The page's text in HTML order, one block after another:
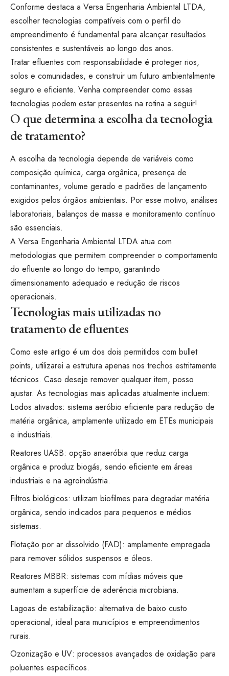
Conforme destaca a Versa Engenharia Ambiental LTDA,
escolher tecnologias compatíveis com o perfil do
empreendimento é fundamental para alcançar resultados
consistentes e sustentáveis ao longo dos anos.
Tratar efluentes com responsabilidade é proteger rios,
solos e comunidades, e construir um futuro ambientalmente
seguro e eficiente. Venha compreender como essas
tecnologias podem estar presentes na rotina a seguir!
O que determina a escolha da tecnologia
de tratamento?
A escolha da tecnologia depende de variáveis como
composição química, carga orgânica, presença de
contaminantes, volume gerado e padrões de lançamento
exigidos pelos órgãos ambientais. Por esse motivo, análises
laboratoriais, balanços de massa e monitoramento contínuo
são essenciais.
A Versa Engenharia Ambiental LTDA atua com
metodologias que permitem compreender o comportamento
do efluente ao longo do tempo, garantindo
dimensionamento adequado e redução de riscos
operacionais.
Tecnologias mais utilizadas no
tratamento de efluentes
Como este artigo é um dos dois permitidos com bullet
points, utilizarei a estrutura apenas nos trechos estritamente
técnicos. Caso deseje remover qualquer item, posso
ajustar. As tecnologias mais aplicadas atualmente incluem:
Lodos ativados: sistema aeróbio eficiente para redução de
matéria orgânica, amplamente utilizado em ETEs municipais
e industriais.
Reatores UASB: opção anaeróbia que reduz carga
orgânica e produz biogás, sendo eficiente em áreas
industriais e na agroindústria.
Filtros biológicos: utilizam biofilmes para degradar matéria
orgânica, sendo indicados para pequenos e médios
sistemas.
Flotação por ar dissolvido (FAD): amplamente empregada
para remover sólidos suspensos e óleos.
Reatores MBBR: sistemas com mídias móveis que
aumentam a superfície de aderência microbiana.
Lagoas de estabilização: alternativa de baixo custo
operacional, ideal para municípios e empreendimentos
rurais.
Ozonização e UV: processos avançados de oxidação para
poluentes específicos.